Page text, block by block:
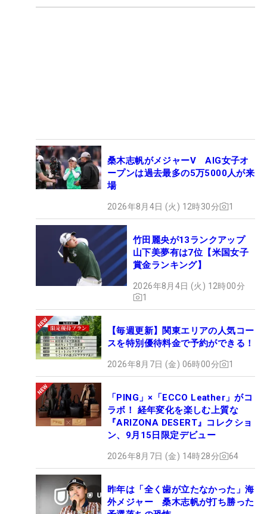
桑木志帆がメジャーV AIG女子オ
ープンは過去最多の5万5000人が来
場
2026年8月4日 (火) 12時30分 1
竹田麗央が13ランクアップ
山下美夢有は7位【米国女子
賞金ランキング】
2026年8月4日 (火) 12時00分
1
【毎週更新】関東エリアの人気コー
スを特別優待料金で予約ができる！
2026年8月7日 (金) 06時00分 1
「PING」×「ECCO Leather」がコ
ラボ！ 経年変化を楽しむ上質な
『ARIZONA DESERT』コレクショ
ン、9月15日限定デビュー
2026年8月7日 (金) 14時28分 64
昨年は「全く歯が立たなかった」海
外メジャー 桑木志帆が打ち勝った